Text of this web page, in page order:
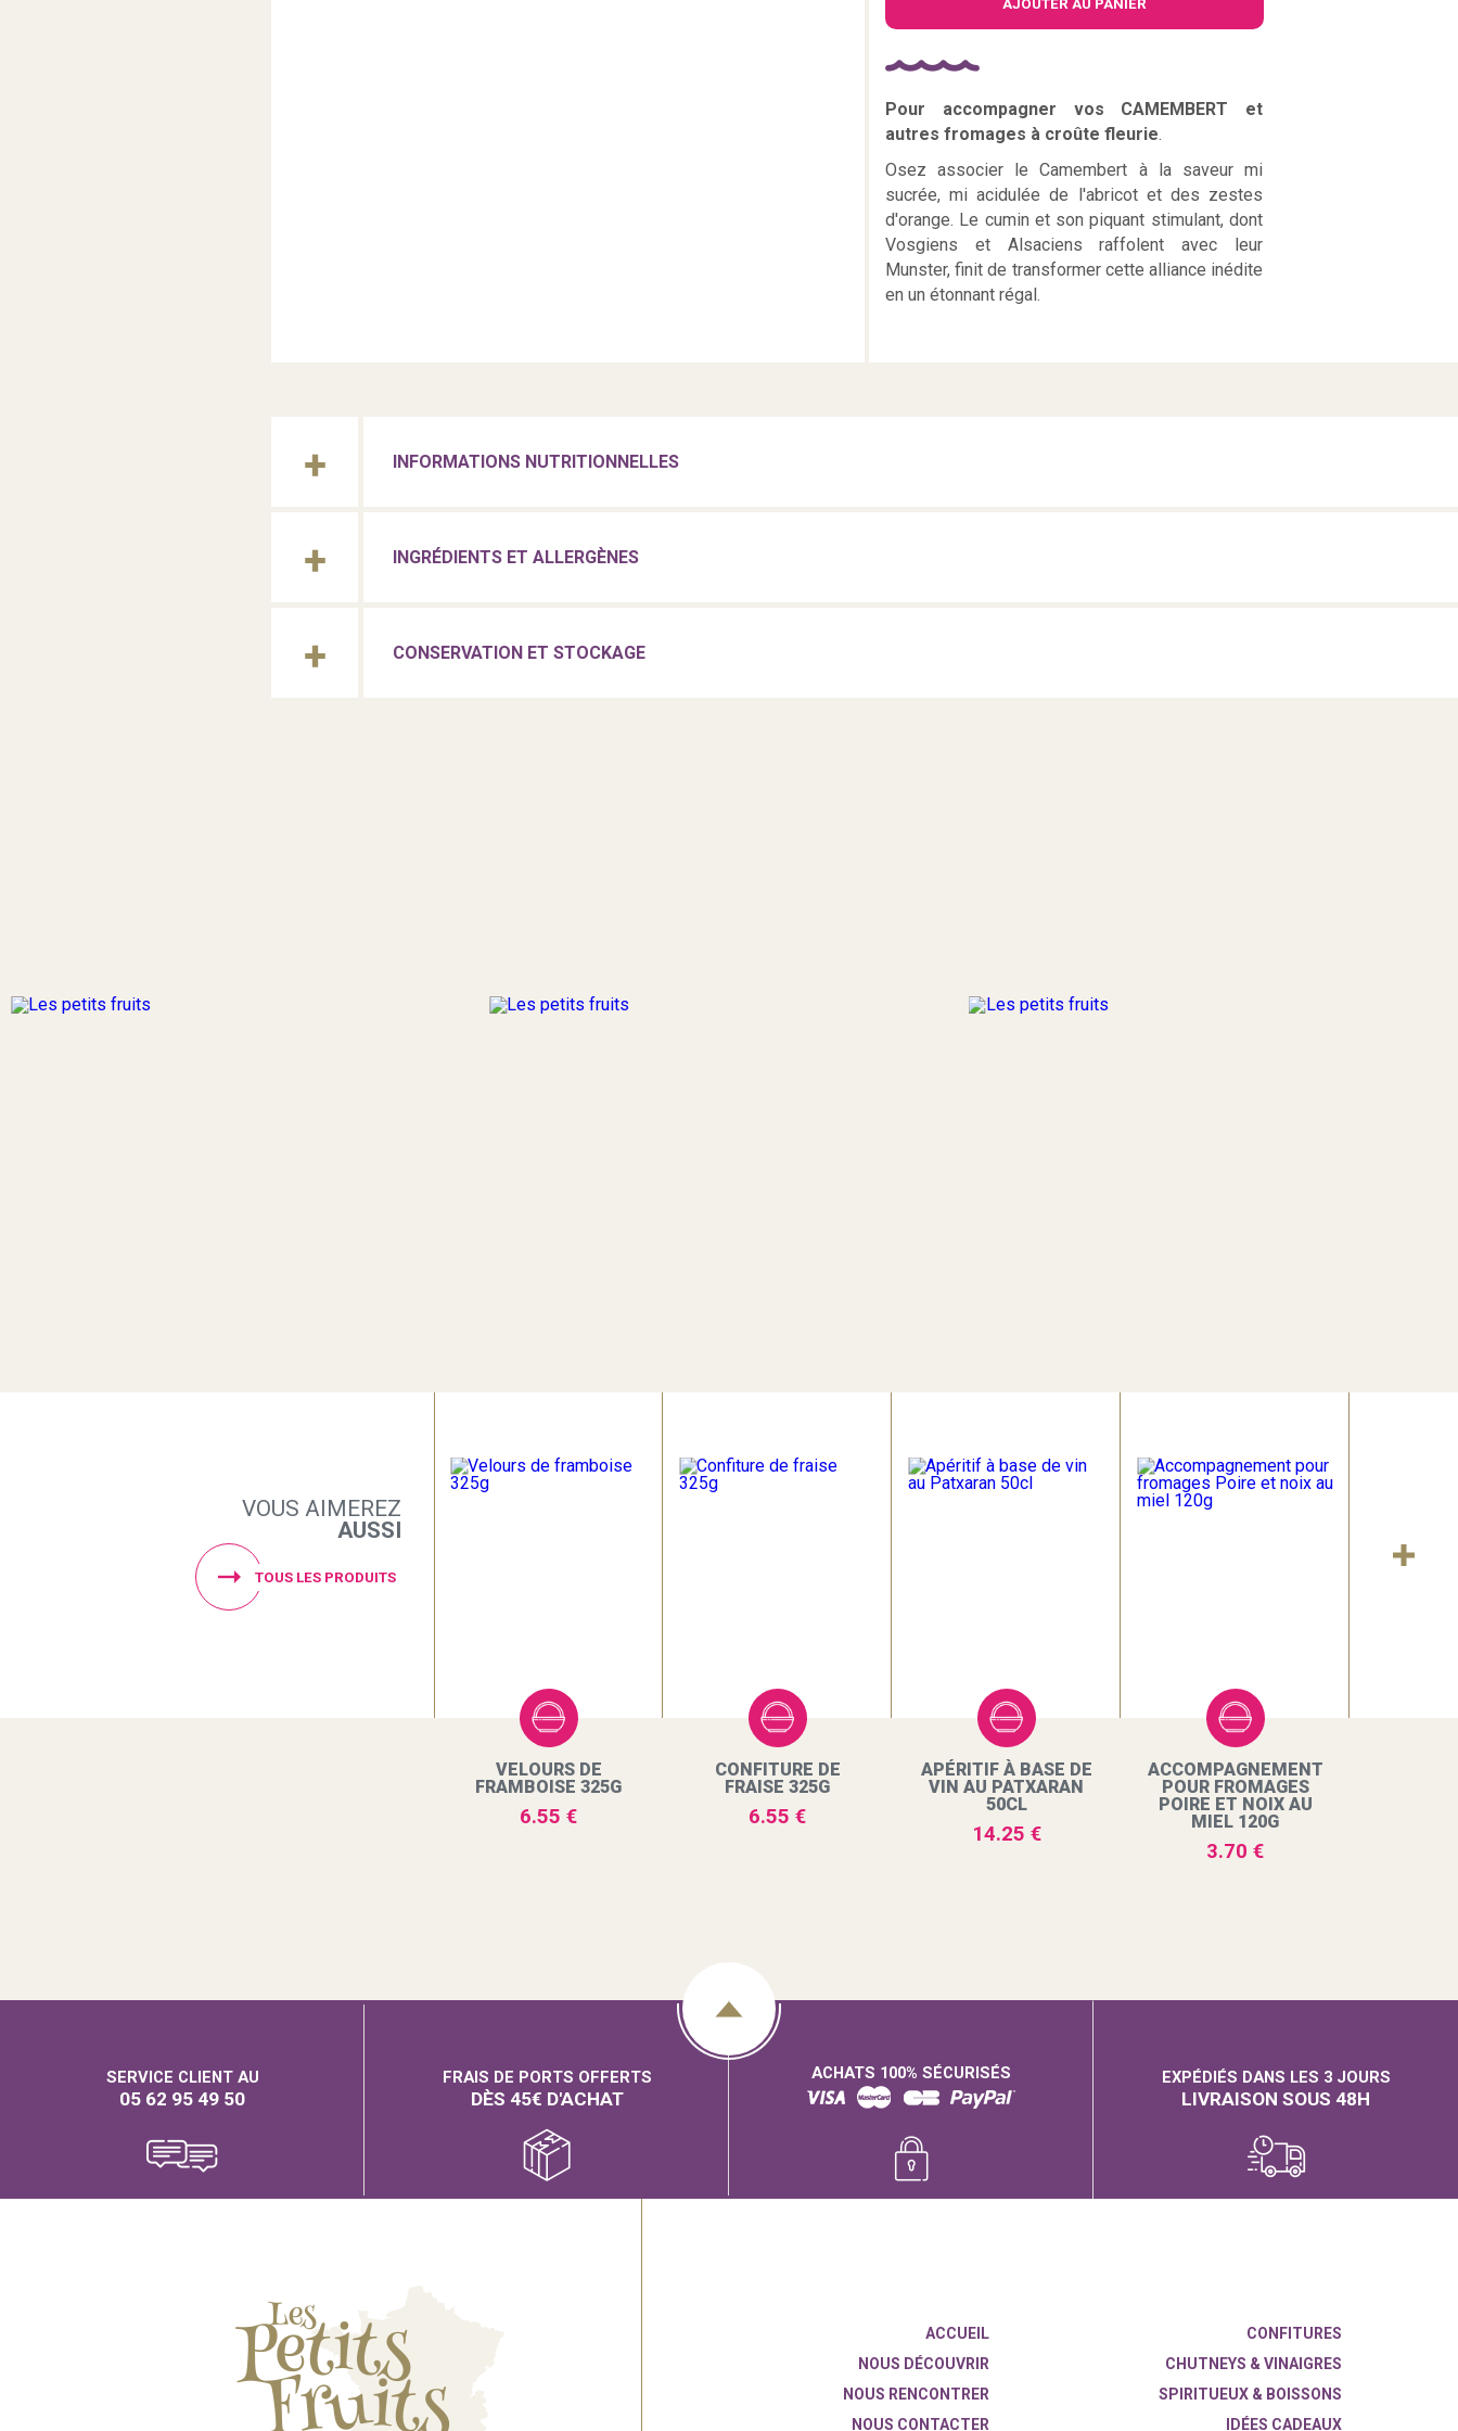
AJOUTER AU PANIER
Pour accompagner vos CAMEMBERT et
autres fromages à croûte fleurie.
Osez associer le Camembert à la saveur mi
sucrée, mi acidulée de l'abricot et des zestes
d'orange. Le cumin et son piquant stimulant, dont
Vosgiens et Alsaciens raffolent avec leur
Munster, finit de transformer cette alliance inédite
en un étonnant régal.
INFORMATIONS NUTRITIONNELLES
INGRÉDIENTS ET ALLERGÈNES
CONSERVATION ET STOCKAGE
VOUS AIMEREZ
AUSSI
TOUS LES PRODUITS
VELOURS DE
FRAMBOISE 325G
6.55 €
CONFITURE DE
FRAISE 325G
6.55 €
APÉRITIF À BASE DE
VIN AU PATXARAN
50CL
14.25 €
ACCOMPAGNEMENT
POUR FROMAGES
POIRE ET NOIX AU
MIEL 120G
3.70 €
SERVICE CLIENT AU
05 62 95 49 50
FRAIS DE PORTS OFFERTS
DÈS 45€ D'ACHAT
ACHATS 100% SÉCURISÉS EXPÉDIÉS DANS LES 3 JOURS
LIVRAISON SOUS 48H
ACCUEIL
NOUS DÉCOUVRIR
NOUS RENCONTRER
NOUS CONTACTER
CONFITURES
CHUTNEYS & VINAIGRES
SPIRITUEUX & BOISSONS
IDÉES CADEAUX